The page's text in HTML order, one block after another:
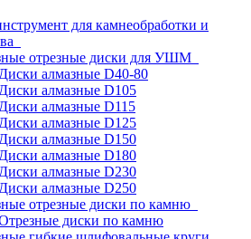
для камнеобработки и
отрезные диски для УШМ
Диски алмазные D40-80
Диски алмазные D105
Диски алмазные D115
Диски алмазные D125
Диски алмазные D150
Диски алмазные D180
Диски алмазные D230
Диски алмазные D250
отрезные диски по камню
диски по камню